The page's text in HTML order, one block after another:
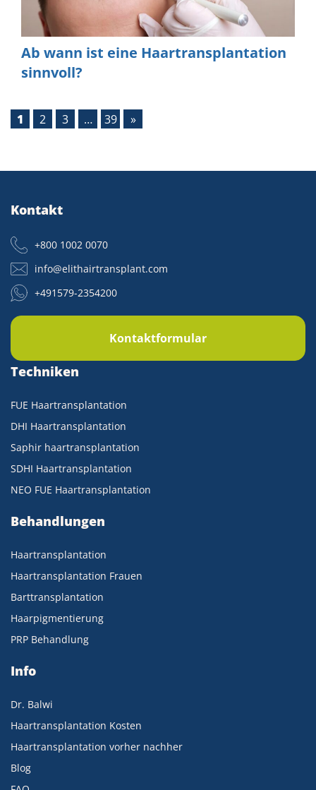
Ab wann ist eine Haartransplantation
sinnvoll?
1 2 3 … 39 »
Kontakt
+800 1002 0070
info@elithairtransplant.com
+491579-2354200
Kontaktformular
Techniken
FUE Haartransplantation
DHI Haartransplantation
Saphir haartransplantation
SDHI Haartransplantation
NEO FUE Haartransplantation
Behandlungen
Haartransplantation
Haartransplantation Frauen
Barttransplantation
Haarpigmentierung
PRP Behandlung
Info
Dr. Balwi
Haartransplantation Kosten
Haartransplantation vorher nachher
Blog